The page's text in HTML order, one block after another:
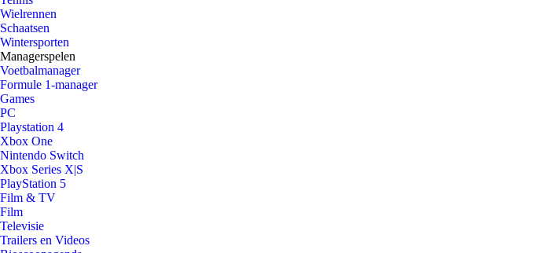
Wielrennen
Schaatsen
Wintersporten
Managerspelen
Voetbalmanager
Formule 1-manager
Games
PC
Playstation 4
Xbox One
Nintendo Switch
Xbox Series X|S
PlayStation 5
Film & TV
Film
Televisie
Trailers en Videos